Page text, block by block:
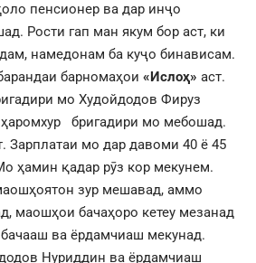
пенсионер ва дар инҷо
Рости гап ман якум бор аст, ки
намедонам ба куҷо бинависам.
барномаҳои «Ислоҳ» аст.
мо Худойдодов Фируз
бригадири мо мебошад.
Зарплатаи мо дар давоми 40 ë 45
ҳамин қадар рӯз кор мекунем.
зур мешавад, аммо
маошҳои бачаҳоро кетеу мезанад
ва ëрдамчиаш мекунад.
Нуриддин ва ëрдамчиаш